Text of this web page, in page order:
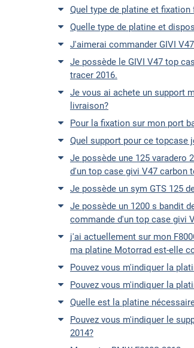
Quel type de platine et fixation
Quelle type de platine et
J'aimerai commander GIVI
Je possède le GIVI V47 top
tracer 2016.
Je vous ai achete un support
livraison?
Pour la fixation sur mon port
Quel support pour ce topcase
Je possède une 125 varadero
d'un top case givi V47 carbon
Je possède un sym GTS 125
Je possède un 1200 s bandit
commande d'un top case givi
j'ai actuellement sur mon
ma platine Motorrad est-elle
Pouvez vous m'indiquer la
Pouvez vous m'indiquer la
Quelle est la platine
Pouvez vous m'indiquer le
2014?